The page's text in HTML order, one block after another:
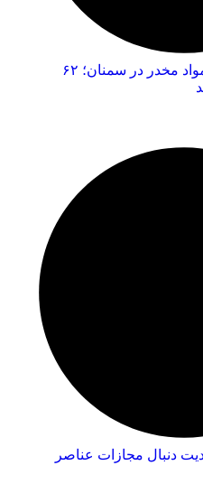
اجرا ۲ عملیات کشف مواد مخدر در سمنان؛ ۶۲
عناصر